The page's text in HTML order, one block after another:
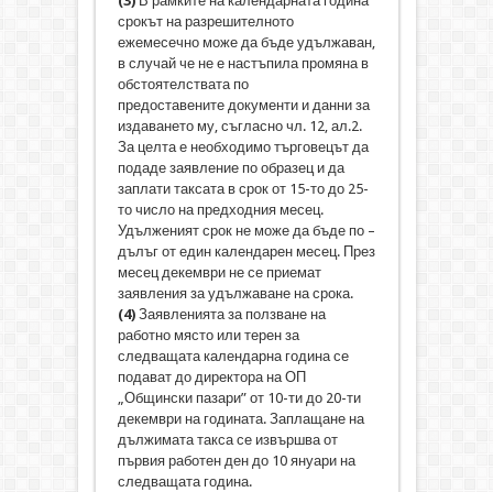
срокът на разрешителното
ежемесечно може да бъде удължаван,
в случай че не е настъпила промяна в
обстоятелствата по
предоставените документи и данни за
издаването му, съгласно чл. 12, ал.2.
За целта е необходимо търговецът да
подаде заявление по образец и да
заплати таксата в срок от 15-то до 25-
то число на предходния месец.
Удълженият срок не може да бъде по –
дълъг от един календарен месец. През
месец декември не се приемат
заявления за удължаване на срока.
(4)Заявленията за ползване на
работно място или терен за
следващата календарна година се
подават до директора на ОП
„Общински пазари” от 10-ти до 20-ти
декември на годината. Заплащане на
дължимата такса се извършва от
първия работен ден до 10 януари на
следващата година.